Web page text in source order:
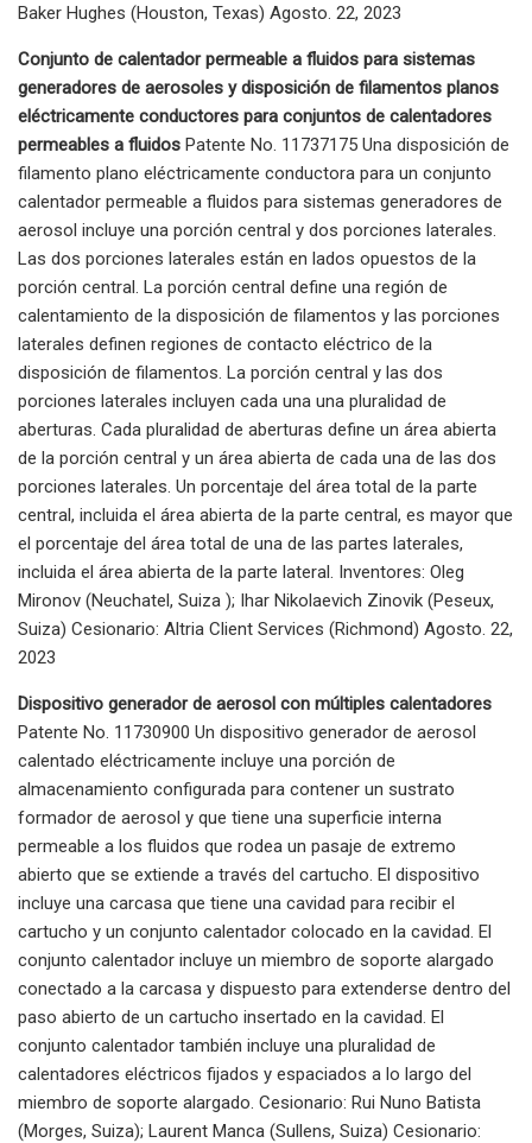
Baker Hughes (Houston, Texas) Agosto. 22, 2023
Conjunto de calentador permeable a fluidos para sistemas
generadores de aerosoles y disposición de filamentos planos
eléctricamente conductores para conjuntos de calentadores
permeables a fluidos Patente No. 11737175 Una disposición de
filamento plano eléctricamente conductora para un conjunto
calentador permeable a fluidos para sistemas generadores de
aerosol incluye una porción central y dos porciones laterales.
Las dos porciones laterales están en lados opuestos de la
porción central. La porción central define una región de
calentamiento de la disposición de filamentos y las porciones
laterales definen regiones de contacto eléctrico de la
disposición de filamentos. La porción central y las dos
porciones laterales incluyen cada una una pluralidad de
aberturas. Cada pluralidad de aberturas define un área abierta
de la porción central y un área abierta de cada una de las dos
porciones laterales. Un porcentaje del área total de la parte
central, incluida el área abierta de la parte central, es mayor que
el porcentaje del área total de una de las partes laterales,
incluida el área abierta de la parte lateral. Inventores: Oleg
Mironov (Neuchatel, Suiza ); Ihar Nikolaevich Zinovik (Peseux,
Suiza) Cesionario: Altria Client Services (Richmond) Agosto. 22,
2023
Dispositivo generador de aerosol con múltiples calentadores
Patente No. 11730900 Un dispositivo generador de aerosol
calentado eléctricamente incluye una porción de
almacenamiento configurada para contener un sustrato
formador de aerosol y que tiene una superficie interna
permeable a los fluidos que rodea un pasaje de extremo
abierto que se extiende a través del cartucho. El dispositivo
incluye una carcasa que tiene una cavidad para recibir el
cartucho y un conjunto calentador colocado en la cavidad. El
conjunto calentador incluye un miembro de soporte alargado
conectado a la carcasa y dispuesto para extenderse dentro del
paso abierto de un cartucho insertado en la cavidad. El
conjunto calentador también incluye una pluralidad de
calentadores eléctricos fijados y espaciados a lo largo del
miembro de soporte alargado. Cesionario: Rui Nuno Batista
(Morges, Suiza); Laurent Manca (Sullens, Suiza) Cesionario: